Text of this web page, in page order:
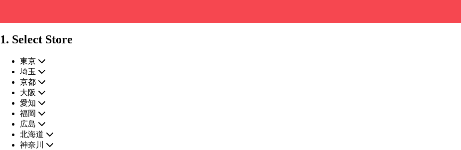
1. Select Store
東京
埼玉
京都
大阪
愛知
福岡
広島
北海道
神奈川